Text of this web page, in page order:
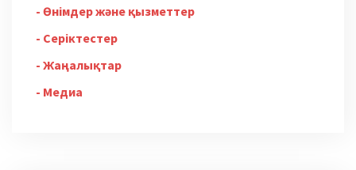
Өнімдер және қызметтер
Серіктестер
Жаңалықтар
Медиа